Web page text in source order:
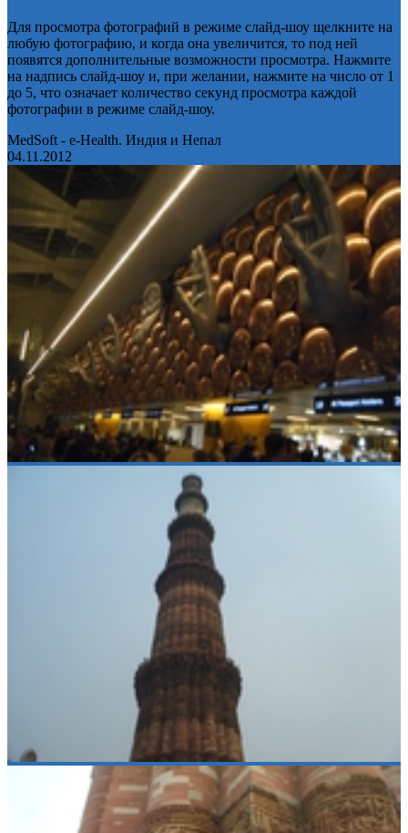
Для просмотра фотографий в режиме слайд-шоу щелкните на
любую фотографию, и когда она увеличится, то под ней
появятся дополнительные возможности просмотра. Нажмите
на надпись слайд-шоу и, при желании, нажмите на число от 1
до 5, что означает количество секунд просмотра каждой
фотографии в режиме слайд-шоу.
MedSoft - e-Health. Индия и Непал
04.11.2012